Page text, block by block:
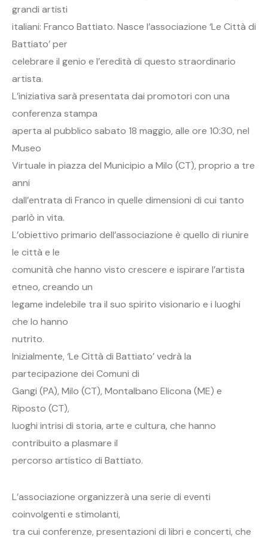
grandi artisti
italiani: Franco Battiato. Nasce l’associazione ‘Le Città di
Battiato’ per
celebrare il genio e l’eredità di questo straordinario
artista.
L’iniziativa sarà presentata dai promotori con una
conferenza stampa
aperta al pubblico sabato 18 maggio, alle ore 10:30, nel
Museo
Virtuale in piazza del Municipio a Milo (CT), proprio a tre
anni
dall’entrata di Franco in quelle dimensioni di cui tanto
parlò in vita.
L’obiettivo primario dell’associazione è quello di riunire
le città e le
comunità che hanno visto crescere e ispirare l’artista
etneo, creando un
legame indelebile tra il suo spirito visionario e i luoghi
che lo hanno
nutrito.
Inizialmente, ‘Le Città di Battiato’ vedrà la
partecipazione dei Comuni di
Gangi (PA), Milo (CT), Montalbano Elicona (ME) e
Riposto (CT),
luoghi intrisi di storia, arte e cultura, che hanno
contribuito a plasmare il
percorso artistico di Battiato.
L’associazione organizzerà una serie di eventi
coinvolgenti e stimolanti,
tra cui conferenze, presentazioni di libri e concerti, che